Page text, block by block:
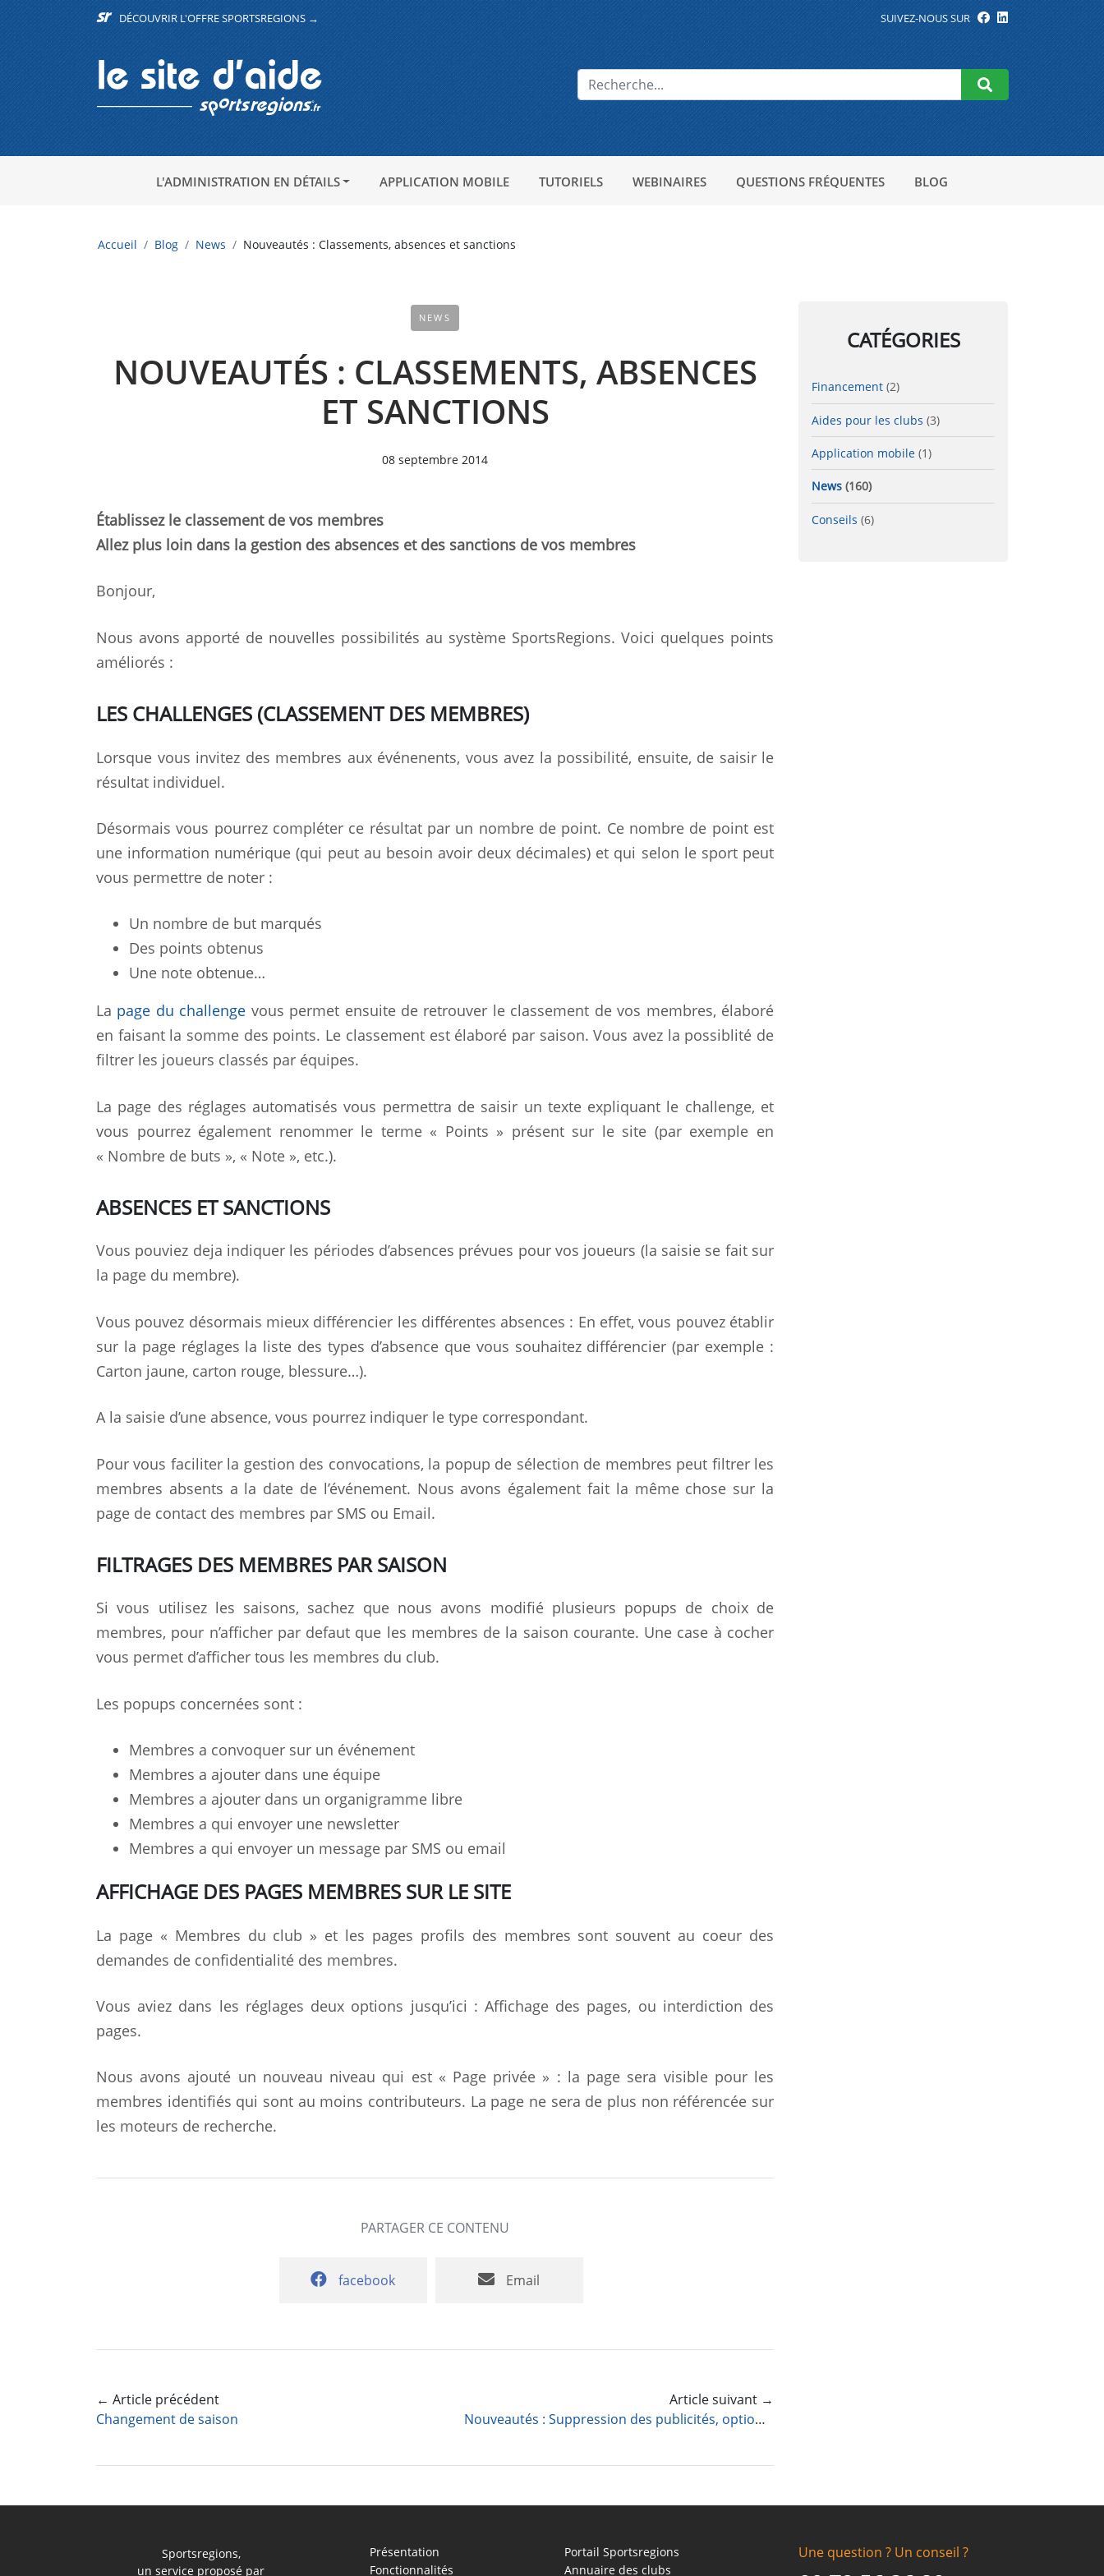
DÉCOUVRIR L'OFFRE SPORTSREGIONS → SUIVEZ-NOUS SUR
L'ADMINISTRATION EN DÉTAILS APPLICATION MOBILE TUTORIELS WEBINAIRES QUESTIONS FRÉQUENTES BLOG
Accueil Blog News Nouveautés : Classements, absences et sanctions
NEWS
NOUVEAUTÉS : CLASSEMENTS, ABSENCES
ET SANCTIONS
08 septembre 2014
Établissez le classement de vos membres
Allez plus loin dans la gestion des absences et des sanctions de vos membres
Bonjour,
Nous avons apporté de nouvelles possibilités au système SportsRegions. Voici quelques points
améliorés :
LES CHALLENGES (CLASSEMENT DES MEMBRES)
Lorsque vous invitez des membres aux événenents, vous avez la possibilité, ensuite, de saisir le
résultat individuel.
Désormais vous pourrez compléter ce résultat par un nombre de point. Ce nombre de point est
une information numérique (qui peut au besoin avoir deux décimales) et qui selon le sport peut
vous permettre de noter :
Un nombre de but marqués
Des points obtenus
Une note obtenue…
La page du challenge vous permet ensuite de retrouver le classement de vos membres, élaboré
en faisant la somme des points. Le classement est élaboré par saison. Vous avez la possiblité de
filtrer les joueurs classés par équipes.
La page des réglages automatisés vous permettra de saisir un texte expliquant le challenge, et
vous pourrez également renommer le terme « Points » présent sur le site (par exemple en
« Nombre de buts », « Note », etc.).
ABSENCES ET SANCTIONS
Vous pouviez deja indiquer les périodes d’absences prévues pour vos joueurs (la saisie se fait sur
la page du membre).
Vous pouvez désormais mieux différencier les différentes absences : En effet, vous pouvez établir
sur la page réglages la liste des types d’absence que vous souhaitez différencier (par exemple :
Carton jaune, carton rouge, blessure…).
A la saisie d’une absence, vous pourrez indiquer le type correspondant.
Pour vous faciliter la gestion des convocations, la popup de sélection de membres peut filtrer les
membres absents a la date de l’événement. Nous avons également fait la même chose sur la
page de contact des membres par SMS ou Email.
FILTRAGES DES MEMBRES PAR SAISON
Si vous utilisez les saisons, sachez que nous avons modifié plusieurs popups de choix de
membres, pour n’afficher par defaut que les membres de la saison courante. Une case à cocher
vous permet d’afficher tous les membres du club.
Les popups concernées sont :
Membres a convoquer sur un événement
Membres a ajouter dans une équipe
Membres a ajouter dans un organigramme libre
Membres a qui envoyer une newsletter
Membres a qui envoyer un message par SMS ou email
AFFICHAGE DES PAGES MEMBRES SUR LE SITE
La page « Membres du club » et les pages profils des membres sont souvent au coeur des
demandes de confidentialité des membres.
Vous aviez dans les réglages deux options jusqu’ici : Affichage des pages, ou interdiction des
pages.
Nous avons ajouté un nouveau niveau qui est « Page privée » : la page sera visible pour les
membres identifiés qui sont au moins contributeurs. La page ne sera de plus non référencée sur
les moteurs de recherche.
PARTAGER CE CONTENU
facebook Email
← Article précédent
Changement de saison
Article suivant →
Nouveautés : Suppression des publicités, options de widgets…
CATÉGORIES
Financement (2)
Aides pour les clubs (3)
Application mobile (1)
News (160)
Conseils (6)
Sportsregions,
un service proposé par
Présentation
Fonctionnalités
Portail Sportsregions
Annuaire des clubs
Une question ? Un conseil ?